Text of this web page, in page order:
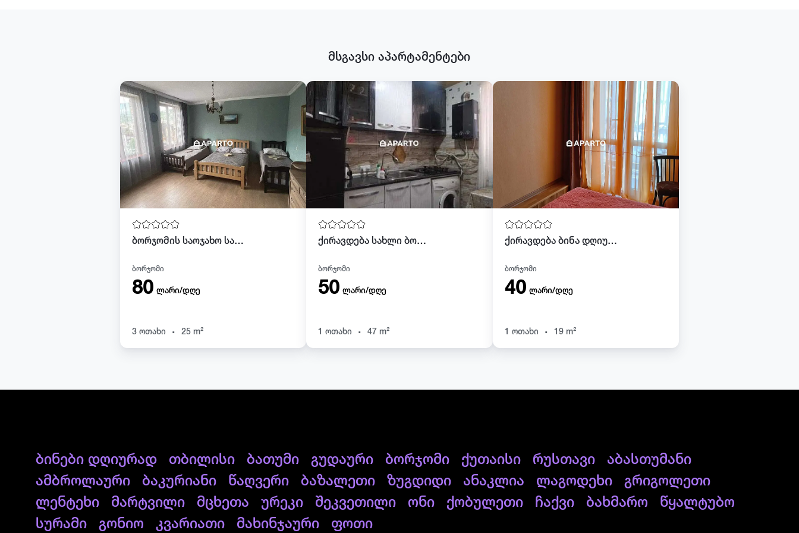
მსგავსი აპარტამენტები
ბორჯომის საოჯახო სასტუმრო- Green House
ბორჯომი
80 ლარი/დღე
3 ოთახი . 25 m²
ქირავდება სახლი ბორჯომში
ბორჯომი
50 ლარი/დღე
1 ოთახი . 47 m²
ქირავდება ბინა დღიურად ბორჯომში
ბორჯომი
40 ლარი/დღე
1 ოთახი . 19 m²
ბინები დღიურად თბილისი ბათუმი გუდაური ბორჯომი ქუთაისი რუსთავი
აბასთუმანი
ამბროლაური
ბაკურიანი წაღვერი ბაზალეთი ზუგდიდი ანაკლია ლაგოდეხი
გრიგოლეთი
ლენტეხი
მარტვილი მცხეთა ურეკი შეკვეთილი ონი ქობულეთი ჩაქვი ბახმარო
წყალტუბო
სურამი
გონიო კვარიათი მახინჯაური ფოთი